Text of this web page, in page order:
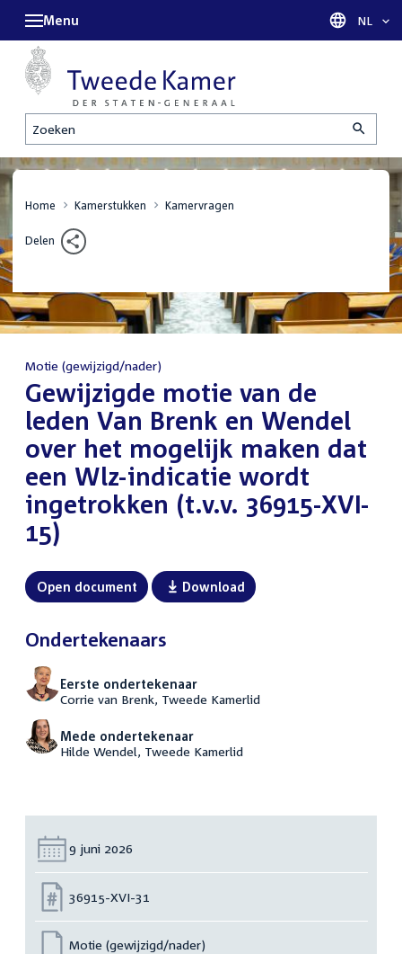
Zoeken
Menu Taal
NL
Home Kamerstukken Kamervragen
Delen
Motie (gewijzigd/nader)
:Gewijzigde motie van de
leden Van Brenk en Wendel
over het mogelijk maken dat
een Wlz-indicatie wordt
ingetrokken (t.v.v. 36915-XVI-
15)
Open document Download
Ondertekenaars
Eerste ondertekenaar
Corrie van Brenk, Tweede Kamerlid
Mede ondertekenaar
Hilde Wendel, Tweede Kamerlid
Datum:
9 juni 2026
Nummer:
36915-XVI-31
Motie (gewijzigd/nader)